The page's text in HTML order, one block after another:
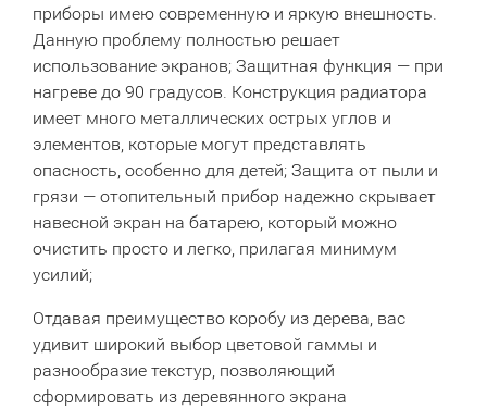
приборы имею современную и яркую внешность.
Данную проблему полностью решает
использование экранов; Защитная функция — при
нагреве до 90 градусов. Конструкция радиатора
имеет много металлических острых углов и
элементов, которые могут представлять
опасность, особенно для детей; Защита от пыли и
грязи — отопительный прибор надежно скрывает
навесной экран на батарею, который можно
очистить просто и легко, прилагая минимум
усилий;
Отдавая преимущество коробу из дерева, вас
удивит широкий выбор цветовой гаммы и
разнообразие текстур, позволяющий
сформировать из деревянного экрана